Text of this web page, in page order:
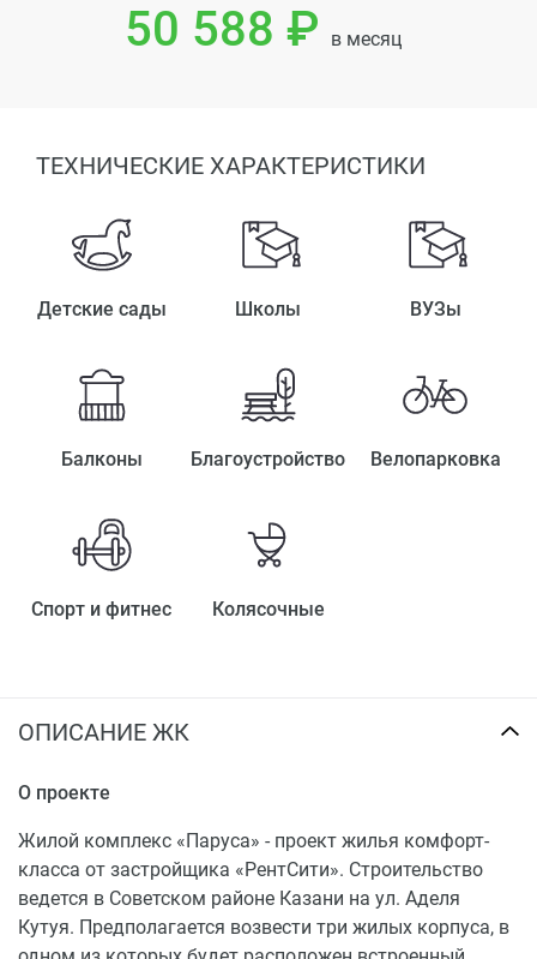
50 588 ₽ в месяц
ТЕХНИЧЕСКИЕ ХАРАКТЕРИСТИКИ
Детские сады Школы ВУЗы
Балконы Благоустройство Велопарковка
Спорт и фитнес Колясочные
ОПИСАНИЕ ЖК
О проекте
Жилой комплекс «Паруса» - проект жилья комфорт-
класса от застройщика «РентСити». Строительство
ведется в Советском районе Казани на ул. Аделя
Кутуя. Предполагается возвести три жилых корпуса, в